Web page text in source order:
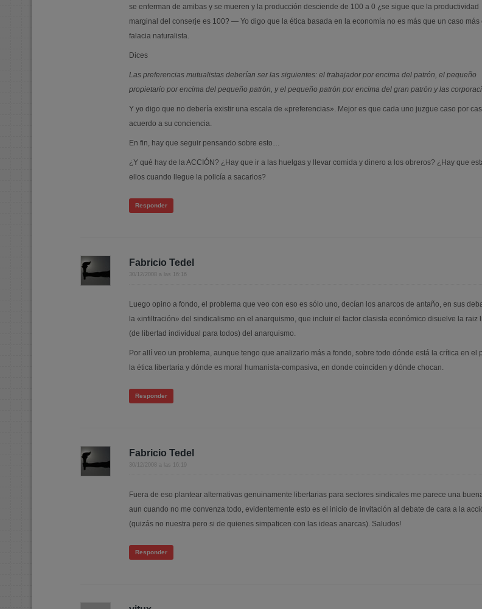
se enferman de amibas y se mueren y la producción desciende de 100 a 0 ¿se sigue que la productividad
marginal del conserje es 100? — Yo digo que la ética basada en la economía no es más que un caso más
falacia naturalista.
Dices
Las preferencias mutualistas deberían ser las siguientes: el trabajador por encima del patrón, el pequeño
propietario por encima del pequeño patrón, y el pequeño patrón por encima del gran patrón y las
Y yo digo que no debería existir una escala de «preferencias». Mejor es que cada uno juzgue caso por
acuerdo a su conciencia.
En fin, hay que seguir pensando sobre esto…
¿Y qué hay de la ACCIÓN? ¿Hay que ir a las huelgas y llevar comida y dinero a los obreros? ¿Hay que
ellos cuando llegue la policía a sacarlos?
Responder
Fabricio Tedel
30/12/2008 a las 16:16
Luego opino a fondo, el problema que veo con eso es sólo uno, decían los anarcos de antaño, en sus
la «infiltración» del sindicalismo en el anarquismo, que incluir el factor clasista económico disuelve la raiz
(de libertad individual para todos) del anarquismo.
Por allí veo un problema, aunque tengo que analizarlo más a fondo, sobre todo dónde está la crítica en el
la ética libertaria y dónde es moral humanista-compasiva, en donde coinciden y dónde chocan.
Responder
Fabricio Tedel
30/12/2008 a las 16:19
Fuera de eso plantear alternativas genuinamente libertarias para sectores sindicales me parece una
aun cuando no me convenza todo, evidentemente esto es el inicio de invitación al debate de cara a la
(quizás no nuestra pero si de quienes simpaticen con las ideas anarcas). Saludos!
Responder